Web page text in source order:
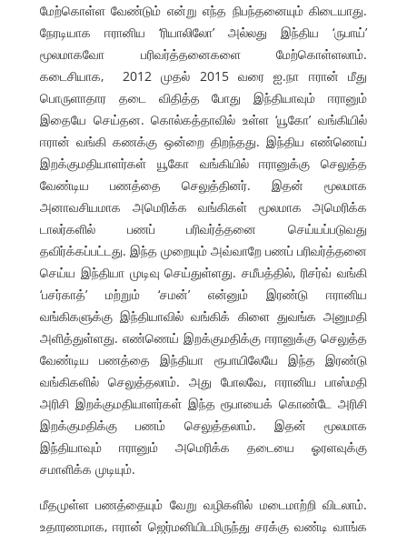
மேற்கொள்ள வேண்டும் என்று எந்த நிபந்தனையும் கிடையாது.
நேரடியாக ஈரானிய ‘ரியாலிலோ’ அல்லது இந்திய ‘ருபாய்’
மூலமாகவோ பரிவர்த்தனைகளை மேற்கொள்ளலாம்.
கடைசியாக, 2012 முதல் 2015 வரை ஐ.நா ஈரான் மீது
பொருளாதார தடை விதித்த போது இந்தியாவும் ஈரானும்
இதையே செய்தன. கொல்கத்தாவில் உள்ள ‘யூகோ’ வங்கியில்
ஈரான் வங்கி கணக்கு ஒன்றை திறந்தது. இந்திய எண்ணெய்
இறக்குமதியாளர்கள் யூகோ வங்கியில் ஈரானுக்கு செலுத்த
வேண்டிய பணத்தை செலுத்தினர். இதன் மூலமாக
அனாவசியமாக அமெரிக்க வங்கிகள் மூலமாக அமெரிக்க
டாலர்களில் பணப் பரிவர்த்தனை செய்யப்படுவது
தவிர்க்கப்பட்டது. இந்த முறையும் அவ்வாறே பணப் பரிவர்த்தனை
செய்ய இந்தியா முடிவு செய்துள்ளது. சமீபத்தில், ரிசர்வ் வங்கி
‘பசர்காத்’ மற்றும் ‘சமன்’ என்னும் இரண்டு ஈரானிய
வங்கிகளுக்கு இந்தியாவில் வங்கிக் கிளை துவங்க அனுமதி
அளித்துள்ளது. எண்ணெய் இறக்குமதிக்கு ஈரானுக்கு செலுத்த
வேண்டிய பணத்தை இந்தியா ரூபாயிலேயே இந்த இரண்டு
வங்கிகளில் செலுத்தலாம். அது போலவே, ஈரானிய பாஸ்மதி
அரிசி இறக்குமதியாளர்கள் இந்த ரூபாயைக் கொண்டே அரிசி
இறக்குமதிக்கு பணம் செலுத்தலாம். இதன் மூலமாக
இந்தியாவும் ஈரானும் அமெரிக்க தடையை ஓரளவுக்கு
சமாளிக்க முடியும்.
மீதமுள்ள பணத்தையும் வேறு வழிகளில் மடைமாற்றி விடலாம்.
உதாரணமாக, ஈரான் ஜெர்மனியிடமிருந்து சரக்கு வண்டி வாங்க